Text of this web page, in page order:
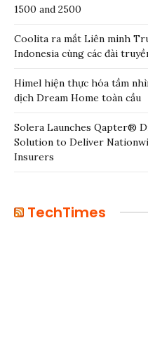
1500 and 2500
Coolita ra mắt Liên minh
Indonesia cùng các đài
Himel hiện thực hóa tầm
dịch Dream Home toàn cầu
Solera Launches Qapter®
Solution to Deliver
Insurers
TechTimes